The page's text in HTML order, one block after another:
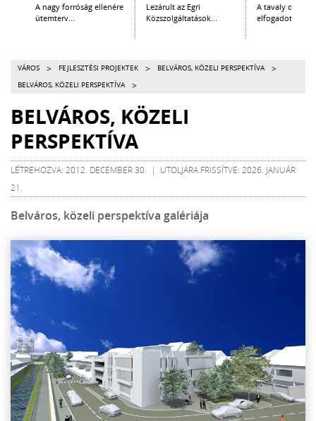
A nagy forróság ellenére
ütemterv...
Lezárult az Egri
Közszolgáltatások...
A tavaly
elfogadott
VÁROS > FEJLESZTÉSI PROJEKTEK > BELVÁROS, KÖZELI PERSPEKTÍVA >
BELVÁROS, KÖZELI PERSPEKTÍVA >
BELVÁROS, KÖZELI
PERSPEKTÍVA
LÉTREHOZVA: 2012. DECEMBER 30. | UTOLJÁRA FRISSÍTVE: 2026. JANUÁR
21.
Belváros, közeli perspektíva galériája